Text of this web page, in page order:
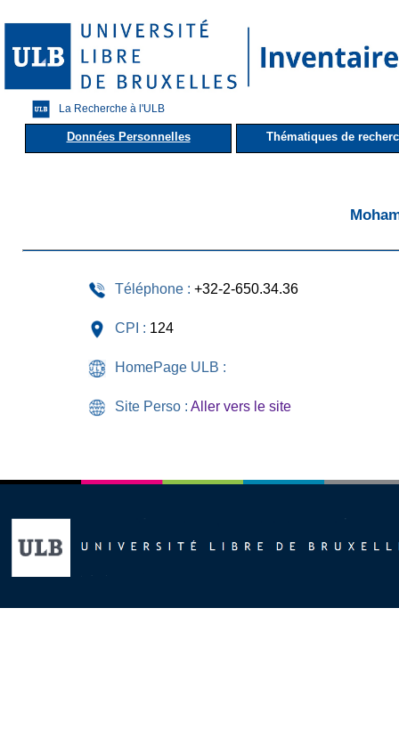
La Recherche à l'ULB
Données Personnelles Thématiques de
Téléphone : +32-2-650.34.36
CPI : 124
HomePage ULB :
Site Perso : Aller vers le site